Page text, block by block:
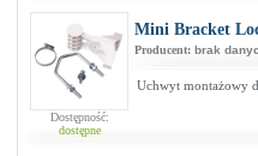
Dostępność:
dostępne
Mini Bracket
Producent: brak
Uchwyt montażowy